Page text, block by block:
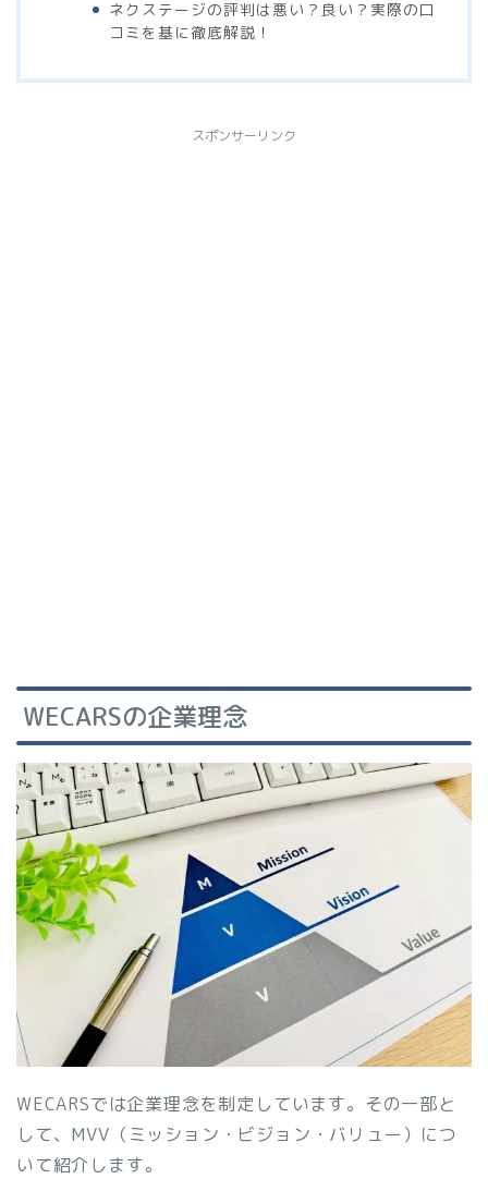
ネクステージの評判は悪い？良い？実際の口
コミを基に徹底解説！
スポンサーリンク
WECARSの企業理念
WECARSでは企業理念を制定しています。その一部と
して、MVV（ミッション・ビジョン・バリュー）につ
いて紹介します。